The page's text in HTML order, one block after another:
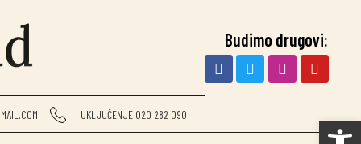
UKLJUČENJE 020 282 090
Budimo drugovi: